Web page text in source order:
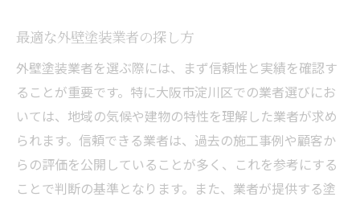
最適な外壁塗装業者の探し方
外壁塗装業者を選ぶ際には、まず信頼性と実績を確認す
ることが重要です。特に大阪市淀川区での業者選びにお
いては、地域の気候や建物の特性を理解した業者が求め
られます。信頼できる業者は、過去の施工事例や顧客か
らの評価を公開していることが多く、これを参考にする
ことで判断の基準となります。また、業者が提供する塗